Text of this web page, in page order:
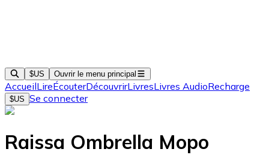
$US Ouvrir le menu principal
AccueilLireÉcouterDécouvrirLivresLivres AudioRecharge
$US Se connecter
Raissa Ombrella Mopo